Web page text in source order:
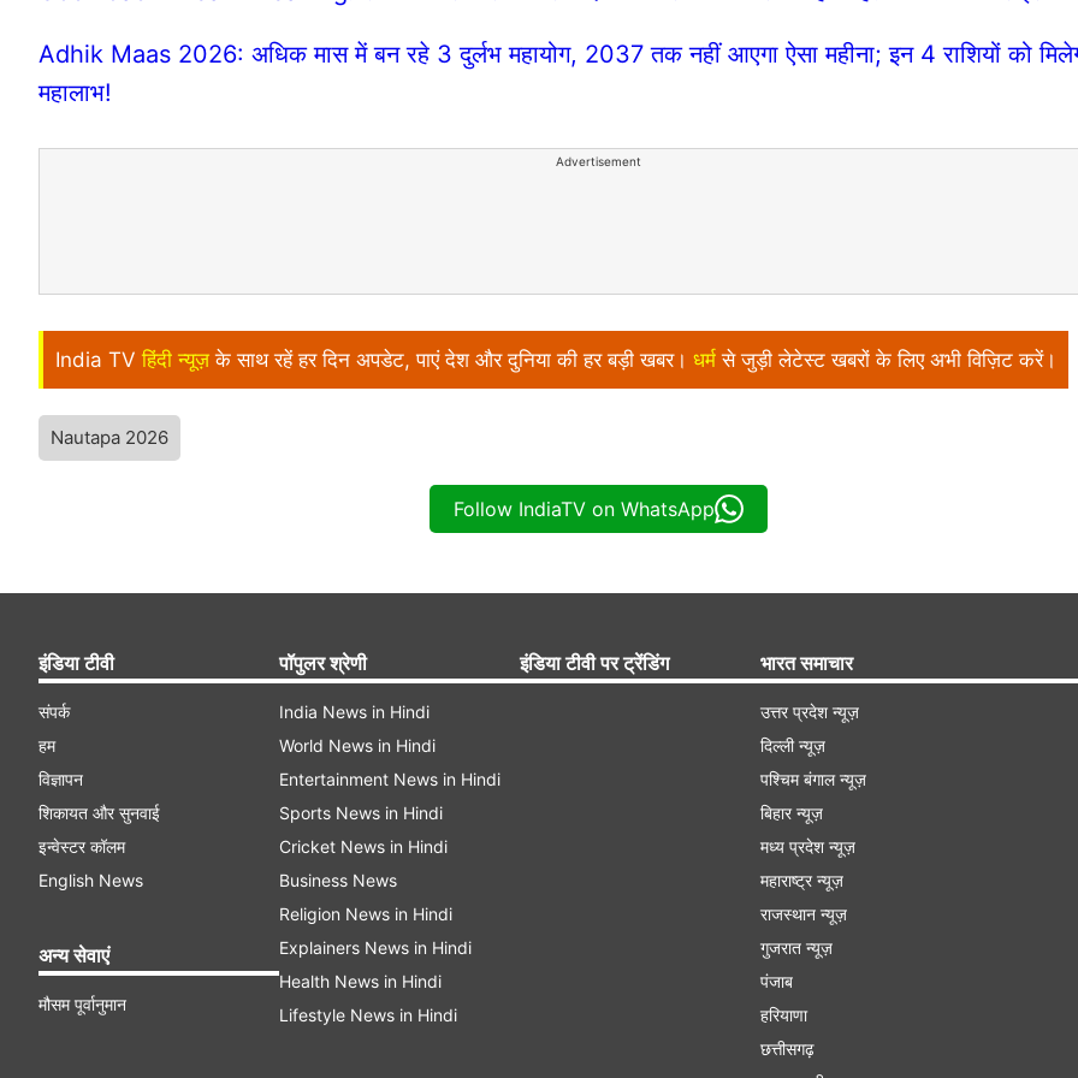
Adhik Maas 2026: अधिक मास में बन रहे 3 दुर्लभ महायोग, 2037 तक नहीं आएगा ऐसा महीना; इन 4 राशियों को
महालाभ!
Advertisement
India TV हिंदी न्यूज़ के साथ रहें हर दिन अपडेट, पाएं देश और दुनिया की हर बड़ी खबर। धर्म से जुड़ी लेटेस्ट खबरों के लिए अभी विज़िट करें।
Nautapa 2026
Follow IndiaTV on WhatsApp
इंडिया टीवी
संपर्क
हम
विज्ञापन
शिकायत और सुनवाई
इन्वेस्टर कॉलम
English News
अन्य सेवाएं
मौसम पूर्वानुमान
पॉपुलर श्रेणी
India News in Hindi
World News in Hindi
Entertainment News in Hindi
Sports News in Hindi
Cricket News in Hindi
Business News
Religion News in Hindi
Explainers News in Hindi
Health News in Hindi
Lifestyle News in Hindi
इंडिया टीवी पर ट्रेंडिंग भारत समाचार
उत्तर प्रदेश न्यूज़
दिल्ली न्यूज़
पश्चिम बंगाल न्यूज़
बिहार न्यूज़
मध्य प्रदेश न्यूज़
महाराष्ट्र न्यूज़
राजस्थान न्यूज़
गुजरात न्यूज़
पंजाब
हरियाणा
छत्तीसगढ़